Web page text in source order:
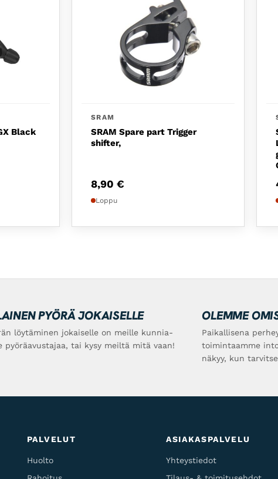
Black
SRAM
SRAM Spare part Trigger
shifter,
8,90 €
Loppu
PYÖRÄ JOKAISELLE
löytäminen jokaiselle on meille kunnia-
pyöräavustajaa, tai kysy meiltä mitä vaan!
OLEMME
Paikallisena
toimintaamme
näkyy, kun
PALVELUT
Huolto
ASIAKASPALVELU
Yhteystiedot